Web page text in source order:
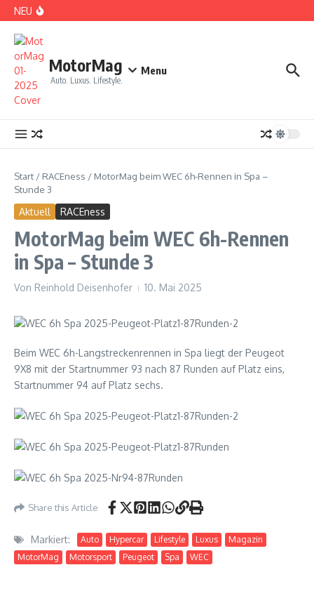
Zum Inhalt springen
NEU
MotorMag
Auto. Luxus. Lifestyle.
Menu
Start / RACEness / MotorMag beim WEC 6h-Rennen in Spa –
Stunde 3
Aktuell RACEness
MotorMag beim WEC 6h-Rennen
in Spa – Stunde 3
Von Reinhold Deisenhofer 10. Mai 2025
Beim WEC 6h-Langstreckenrennen in Spa liegt der Peugeot
9X8 mit der Startnummer 93 nach 87 Runden auf Platz eins,
Startnummer 94 auf Platz sechs.
Share this Article
Markiert: Auto Hypercar Lifestyle Luxus
Magazin
MotorMag
Motorsport Peugeot Spa WEC